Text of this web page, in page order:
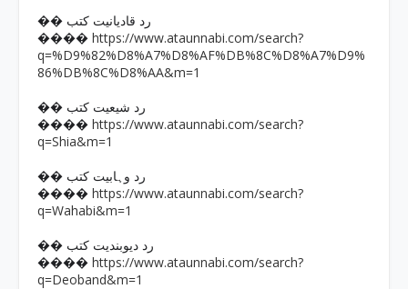
�� رد قادیانیت کتب
���� https://www.ataunnabi.com/search?
q=%D9%82%D8%A7%D8%AF%DB%8C%D8%A7%D9%
86%DB%8C%D8%AA&m=1
�� رد شیعیت کتب
���� https://www.ataunnabi.com/search?
q=Shia&m=1
�� رد وہابیت کتب
���� https://www.ataunnabi.com/search?
q=Wahabi&m=1
�� رد دیوبندیت کتب
���� https://www.ataunnabi.com/search?
q=Deoband&m=1